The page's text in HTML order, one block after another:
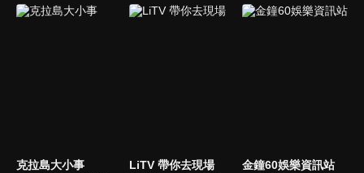
克拉島大小事 LiTV 帶你去現場 金鐘60娛樂資訊站